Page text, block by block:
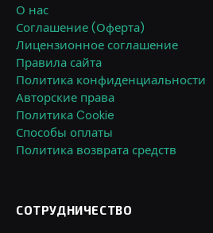
О нас
Соглашение (Оферта)
Лицензионное соглашение
Правила сайта
Политика конфиденциальности
Авторские права
Политика Cookie
Способы оплаты
Политика возврата средств
СОТРУДНИЧЕСТВО